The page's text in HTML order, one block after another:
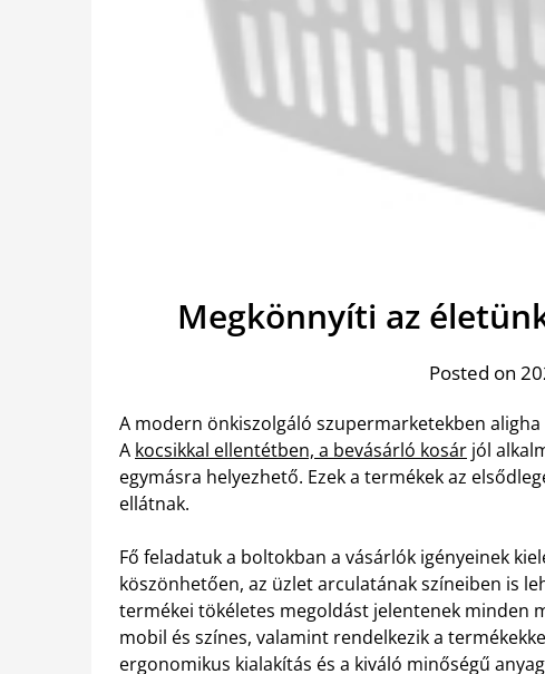
Megkönnyíti az
Posted on
A modern önkiszolgáló szupermarketekben
A kocsikkal ellentétben, a bevásárló kosár jól
egymásra helyezhető. Ezek a termékek az
ellátnak.
Fő feladatuk a boltokban a vásárlók igényeinek
köszönhetően, az üzlet arculatának színeiben is
termékei tökéletes megoldást jelentenek minden
mobil és színes, valamint rendelkezik a
ergonomikus kialakítás és a kiváló minőségű